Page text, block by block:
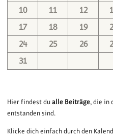
10
11 12
17
18 19
24
25 26
31
Hier findest dualle Beiträge, die in
entstanden sind.
Klicke dich einfach durch den